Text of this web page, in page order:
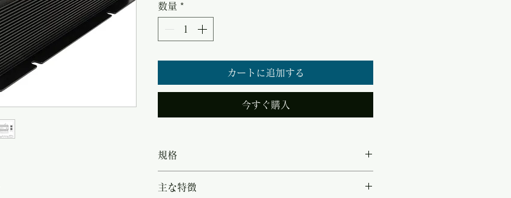
数量 *
カートに追加する
今すぐ購入
規格
240V（200VACコード別売） ・入力周波数：
主な特徴